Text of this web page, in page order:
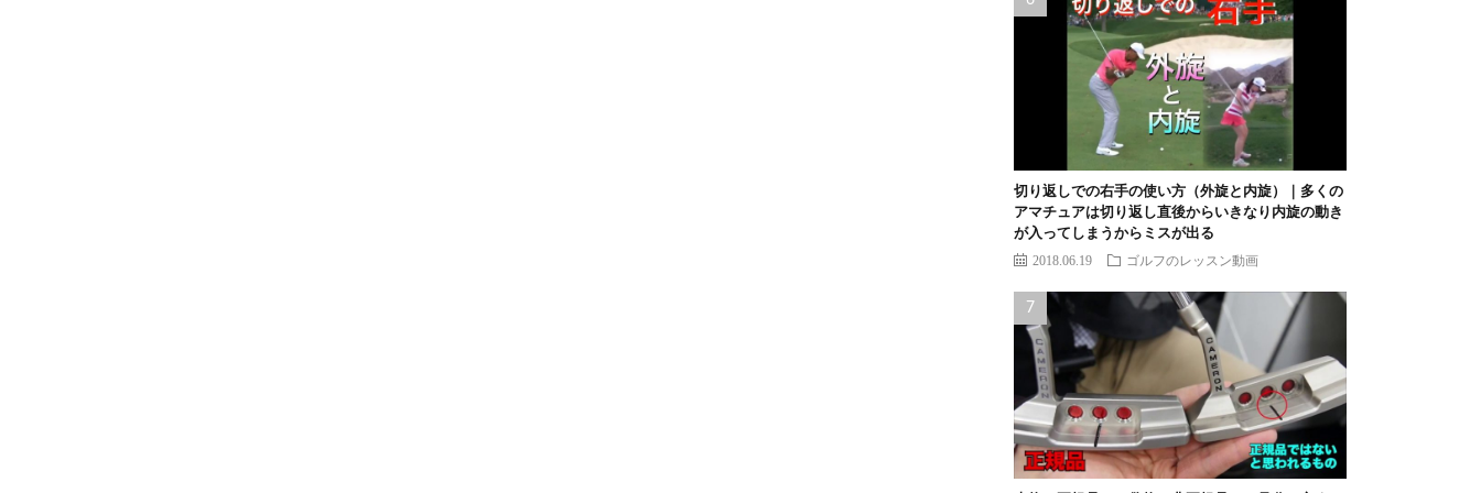
切り返しでの右手の使い方（外旋と内旋）｜多くの
アマチュアは切り返し直後からいきなり内旋の動き
が入ってしまうからミスが出る
2018.06.19 ゴルフのレッスン動画